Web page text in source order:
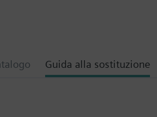
Guida alla sostituzione